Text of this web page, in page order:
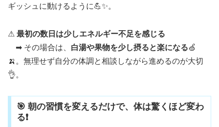
ギッシュに動けるように💪✨。
⚠ 最初の数日は少しエネルギー不足を感じる
➡ その場合は、 白湯や果物を少し摂ると楽になる🍏
🍌。無理せず自分の体調と相談しながら進めるのが大切
👌。
🎯 朝の習慣を変えるだけで、体は驚くほど変わ
る❗